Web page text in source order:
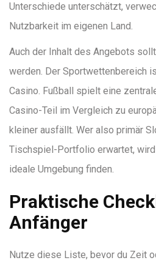
Unterschiede unterschätzt,
Nutzbarkeit im eigenen Land.
Auch der Inhalt des Angebots
werden. Der Sportwettenbereich
Casino. Fußball spielt eine
Casino-Teil im Vergleich zu
kleiner ausfällt. Wer also primär
Tischspiel-Portfolio erwartet,
ideale Umgebung finden.
Praktische
Anfänger
Nutze diese Liste, bevor du Zeit